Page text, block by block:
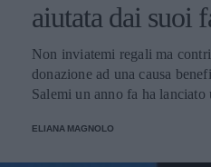
aiutata dai suoi
Non inviatemi regali ma
donazione ad una causa
Salemi un anno fa ha
considerevole utilizzata per
ELIANA MAGNOLO